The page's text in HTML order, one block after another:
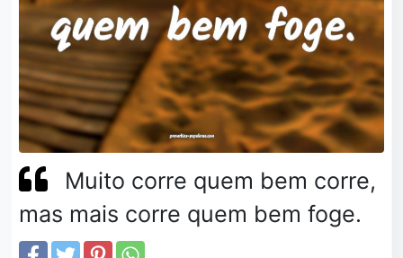
Muito corre quem bem corre,
mas mais corre quem bem foge.